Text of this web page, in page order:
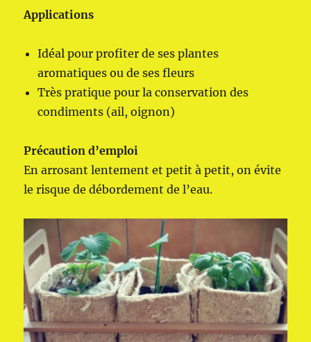
Applications
Idéal pour profiter de ses plantes
aromatiques ou de ses fleurs
Très pratique pour la conservation des
condiments (ail, oignon)
Précaution d’emploi
En arrosant lentement et petit à petit, on évite
le risque de débordement de l’eau.